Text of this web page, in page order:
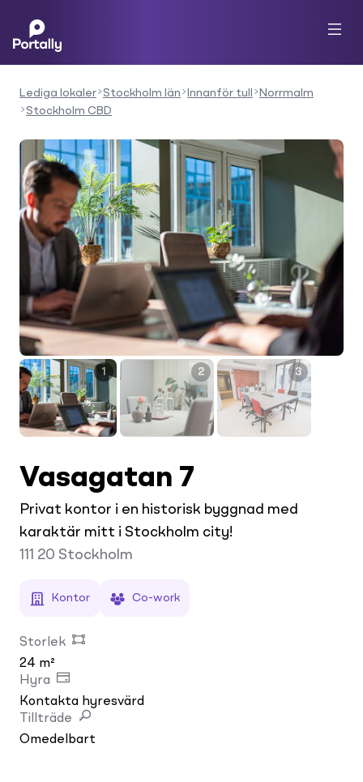
Lediga lokaler Stockholm län Innanför tull
Norrmalm
Stockholm CBD
1 2 3
Vasagatan 7
Privat kontor i en historisk byggnad med
karaktär mitt i Stockholm city!
111 20 Stockholm
Kontor Co-work
Storlek
24 m²
Hyra
Kontakta hyresvärd
Tillträde
Omedelbart